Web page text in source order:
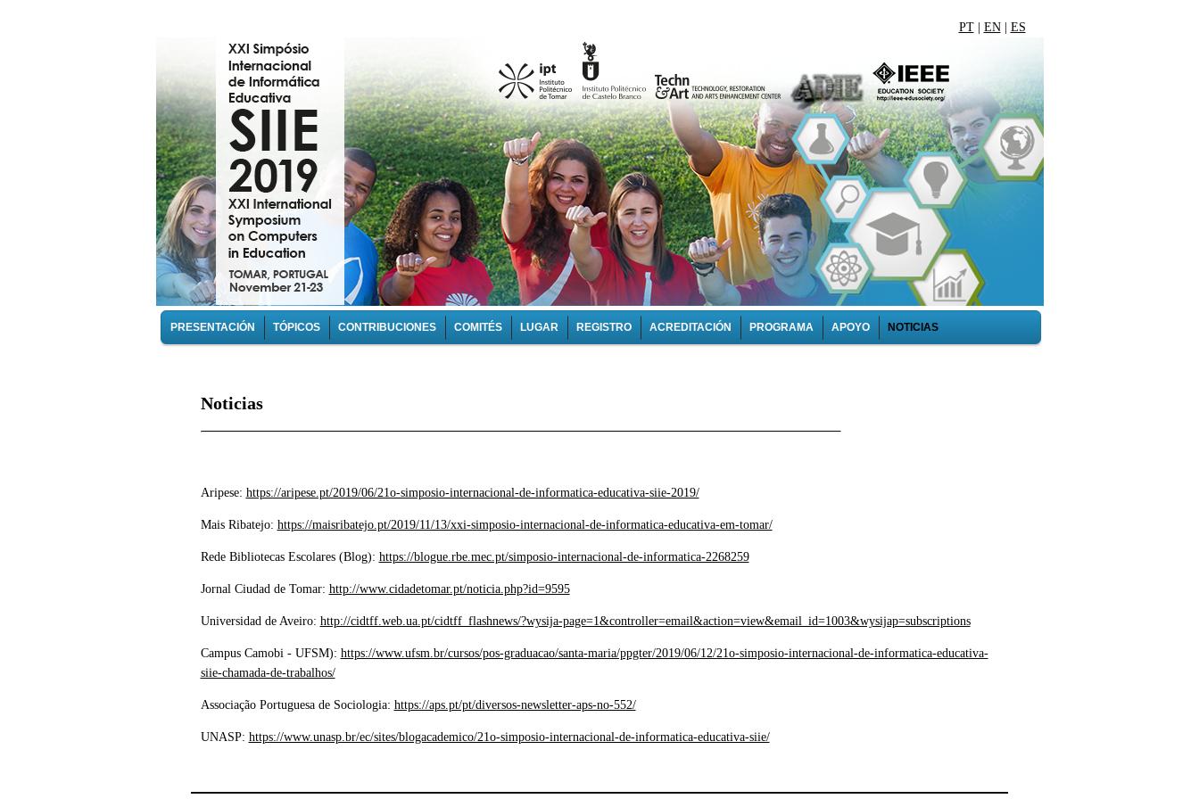
PT| EN| ES
PRESENTACIÓN TÓPICOS CONTRIBUCIONES COMITÉS LUGAR REGISTRO ACREDITACIÓN PROGRAMA APOYO NOTICIAS
Noticias
Aripese: https://aripese.pt/2019/06/21o-simposio-internacional-de-informatica-educativa-siie-2019/
Mais Ribatejo: https://maisribatejo.pt/2019/11/13/xxi-simposio-internacional-de-informatica-educativa-em-tomar/
Rede Bibliotecas Escolares (Blog): https://blogue.rbe.mec.pt/simposio-internacional-de-informatica-2268259
Jornal Ciudad de Tomar: http://www.cidadetomar.pt/noticia.php?id=9595
Universidad de Aveiro: http://cidtff.web.ua.pt/cidtff_flashnews/?wysija-page=1&controller=email&action=view&email_id=1003&wysijap=subscriptions
Campus Camobi - UFSM): https://www.ufsm.br/cursos/pos-graduacao/santa-maria/ppgter/2019/06/12/21o-simposio-internacional-de-informatica-educativa-
siie-chamada-de-trabalhos/
Associação Portuguesa de Sociologia: https://aps.pt/pt/diversos-newsletter-aps-no-552/
UNASP: https://www.unasp.br/ec/sites/blogacademico/21o-simposio-internacional-de-informatica-educativa-siie/